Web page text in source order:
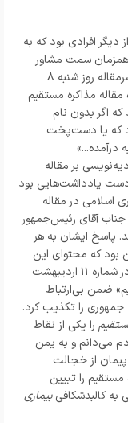
افرادی بود که به
همزمان سمت مشاور
اجتماعی رئیس‌جمهور را هم برعهده داشت) در سرمقاله روز شنبه ۸
مذاکره مستقیم
اگر بدون نام
که یا دست‌پخت
درآمده...»
بر مقاله
دست یادداشت‌هایی بود
اسلامی در مقاله
آقای رئیس‌جمهور
پاسخ ایشان به هر
بود که محتوای این
مقاله هیچ ارتباطی به من ندارد.» اما مهاجرانی در شماره ۱۱ اردیبهشت
ضمن بی‌ارتباط
را تکذیب کرد.
را یکی از نقاط
می‌دانم و به یمن
از خجالت
را تبیین
به کالبدشکافیبیماری